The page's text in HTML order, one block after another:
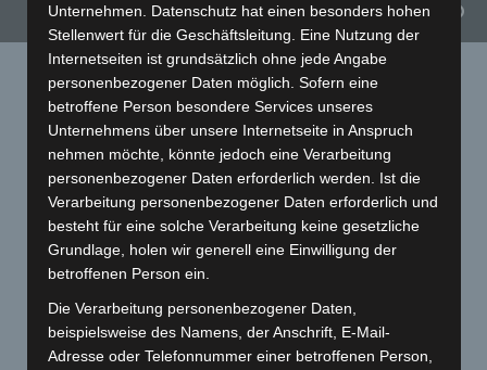
Menü
Startseite»Motor Blog»Komplettrestauration Vespa V50
Special
Komplettrestauration Vespa V50 Special
Veröffentlicht am24. Oktober 2024 vonflyingclassics
Unternehmen. Datenschutz hat einen besonders hohen
Stellenwert für die Geschäftsleitung. Eine Nutzung der
Internetseiten ist grundsätzlich ohne jede Angabe
personenbezogener Daten möglich. Sofern eine
betroffene Person besondere Services unseres
Unternehmens über unsere Internetseite in Anspruch
nehmen möchte, könnte jedoch eine Verarbeitung
personenbezogener Daten erforderlich werden. Ist die
Verarbeitung personenbezogener Daten erforderlich und
besteht für eine solche Verarbeitung keine gesetzliche
Grundlage, holen wir generell eine Einwilligung der
betroffenen Person ein.
Die Verarbeitung personenbezogener Daten,
beispielsweise des Namens, der Anschrift, E-Mail-
Adresse oder Telefonnummer einer betroffenen Person,